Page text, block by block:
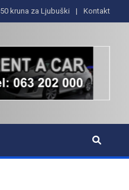
50 kruna za Ljubuški Kontakt